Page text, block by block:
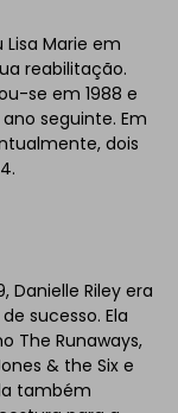
Marie em
reabilitação.
se em 1988 e
seguinte. Em
dois
Danielle Riley era
sucesso. Ela
The Runaways,
& the Six e
também